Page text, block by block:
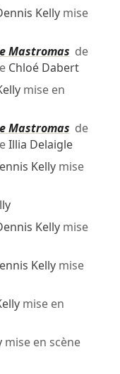
Kellymise
Mastromas de
Chloé Dabert
mise en
Mastromas de
Illia Delaigle
Kellymise
Kellymise
Kellymise
mise en
mise en scène